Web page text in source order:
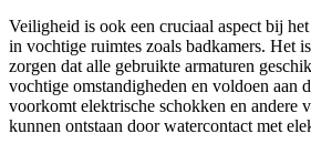
Veiligheid is ook een cruciaal aspect bij
in vochtige ruimtes zoals badkamers. Het
zorgen dat alle gebruikte armaturen
vochtige omstandigheden en voldoen aan
voorkomt elektrische schokken en andere
kunnen ontstaan door watercontact met